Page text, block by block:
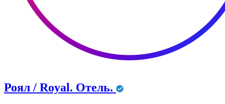
Роял / Royal. Отель.